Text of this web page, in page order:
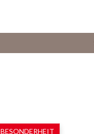
BESONDERHEIT